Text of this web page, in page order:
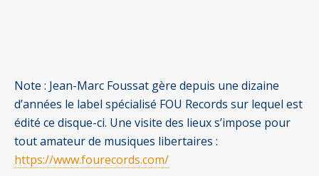
Note : Jean-Marc Foussat gère depuis une dizaine
d’années le label spécialisé FOU Records sur lequel est
édité ce disque-ci. Une visite des lieux s’impose pour
tout amateur de musiques libertaires :
https://www.fourecords.com/